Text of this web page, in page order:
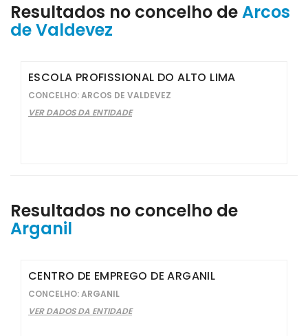
Resultados no concelho deArcos
de Valdevez
ESCOLA PROFISSIONAL DO ALTO LIMA
CONCELHO: ARCOS DE VALDEVEZ
VER DADOS DA ENTIDADE
Resultados no concelho de
Arganil
CENTRO DE EMPREGO DE ARGANIL
CONCELHO: ARGANIL
VER DADOS DA ENTIDADE